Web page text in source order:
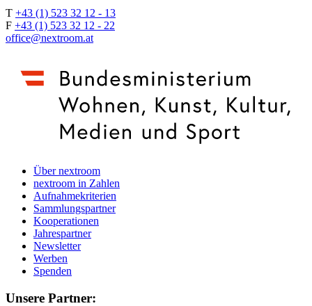
T +43 (1) 523 32 12 - 13
F +43 (1) 523 32 12 - 22
office@nextroom.at
Über nextroom
nextroom in Zahlen
Aufnahmekriterien
Sammlungspartner
Kooperationen
Jahrespartner
Newsletter
Werben
Spenden
Unsere Partner: